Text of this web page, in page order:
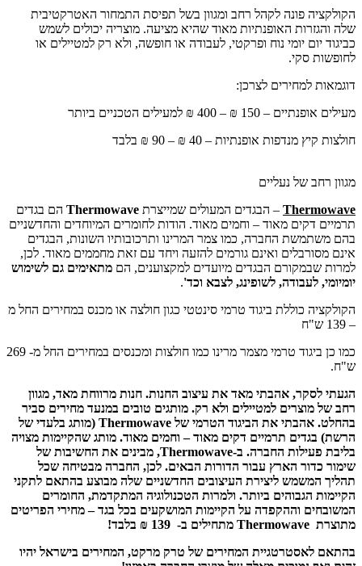
הקולקציה פונה לקהל רחב ומגוון בשל תפיסת התמחור האטרקטיבית
שלה והגזרות האופנתיות מאוד שהיא מציעה. מוצריה יכולים לשמש
כביגוד יום יומי נוח ופרקטי, לעבודה או חופשה, ולא רק למטיילים או
לחופשות סקי.
דוגמאות למחירים לצרכן:
מעילים אופנתיים – 150 ₪ – 400 ₪ למעילים הטכניים ביותר
חולצות קיץ מנדפות אופנתיות – 40 ₪ – 90 ₪ בלבד
מגוון רחב של נעליים
Thermowave – הבגדים המעולים שמייצרת Thermowave הם בגדים
תרמיים דקים מאוד – וחמים מאוד. הודות לחומרים המיוחדים והחדשניים
בהם משתמשת החברה, כמו צמר המרינו ותרכובותיו השונות, הבגדים
אינם מסורבלים ואינם גורמים להזעה ויחד עם זאת מחממים מאוד. לכן,
למרות שבמקורם הבגדים מיועדים למקצוענים, הם מתאימים גם לשימוש
יומיומי, לעבודה, לשופינג, לצבא וכד'.
הקולקציה כוללת ביגוד טרמי סינטטי כגון חולצה או מכנס במחירים החל מ
– 139 ש"ח
כמו כן ביגוד טרמי מצמר מרינו כמו חולצות ומכנסים במחירים החל מ- 269
ש"ח.
הגעתי לסקר, אהבתי מאד את עיצוב החנות. חנות מרווחת מאד, מגוון
רחב של מוצרים למטיילים ולא רק. מותגים טובים במנעד מחירים סביר
בהחלט. אהבתי את הביגוד הטרמי של Thermowave (מותג בלעדי של
הרשת) בגדים תרמיים דקים מאוד – וחמים מאוד. מותג שהקיימות מצויה
בליבת פעילות החברה. ב-Thermowave, מבינים את החשיבות של
שימור כדור הארץ עבור הדורות הבאים. לכן, החברה מבטיחה שכל
תהליך המשמש ליצירת העיצובים החדשניים שלה מבוצע בהתאם לתקני
הקיימות הגבוהים ביותר. ולמרות הטכנולוגיה המתקדמת, החומרים
המשובחים וההקפדה על הקיימות המושקעים בכל בגד – מחירי הפריטים
מתוצרת Thermowave מתחילים ב- 139 ₪ בלבד!
בהתאם לאסטרטגיית המחירים של טרק מרקט, המחירים בישראל יהיו